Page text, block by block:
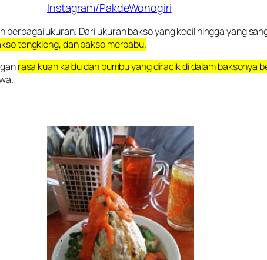
Instagram/PakdeWonogiri
ukuran. Dari ukuran bakso yang kecil hingga yang
tengkleng, dan bakso merbabu.
rasa kuah kaldu dan bumbu yang diracik di dalam baksonya